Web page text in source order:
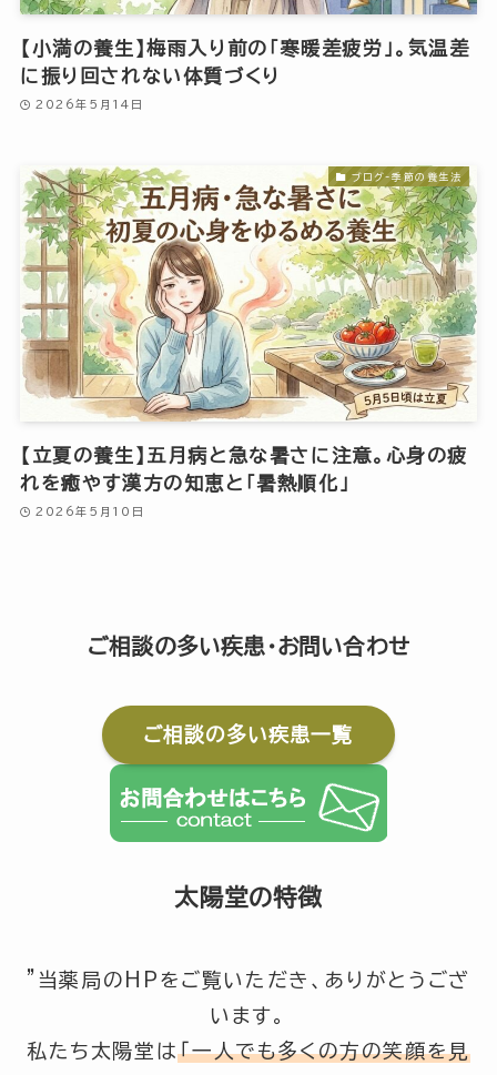
【小満の養生】梅雨入り前の「寒暖差疲労」。気温差
に振り回されない体質づくり
2026年5月14日
ブログ-季節の養生法
【立夏の養生】五月病と急な暑さに注意。心身の疲
れを癒やす漢方の知恵と「暑熱順化」
2026年5月10日
ご相談の多い疾患・お問い合わせ
ご相談の多い疾患一覧
太陽堂の特徴
”当薬局のHPをご覧いただき、ありがとうござ
います。
私たち太陽堂は「一人でも多くの方の笑顔を見